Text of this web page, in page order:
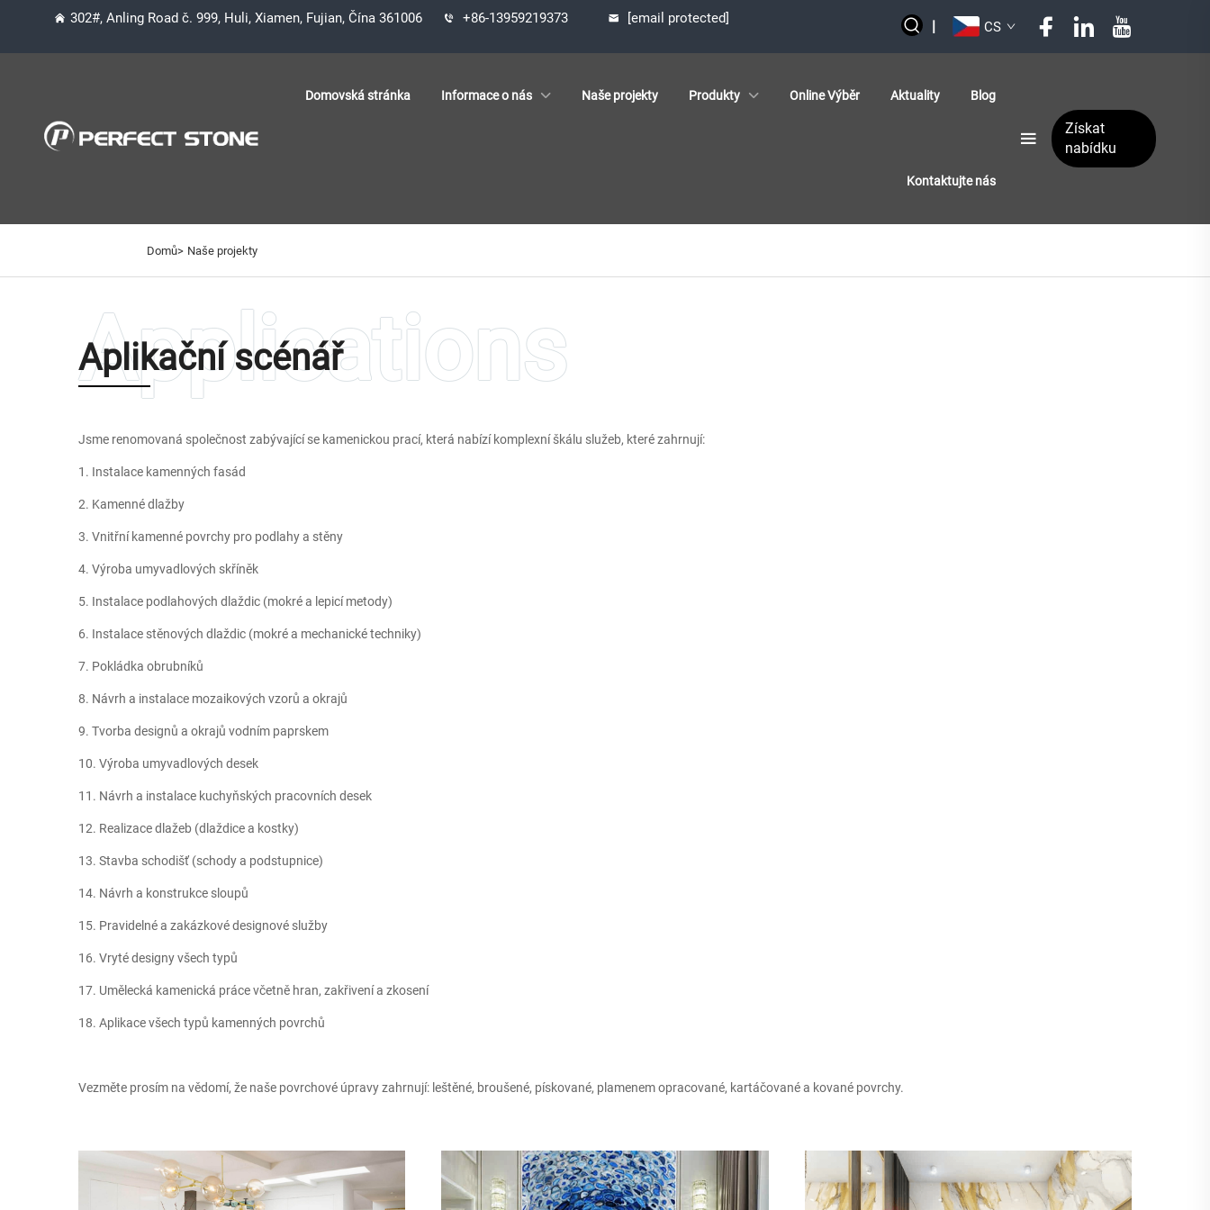
302#, Anling Road č. 999, Huli, Xiamen, Fujian, Čína 361006 +86-13959219373 [email protected] | CS
Domovská stránka Informace o nás Naše projekty Produkty Online Výběr Aktuality Blog
Kontaktujte nás
Získat
nabídku
NAŠE PROJEKTY
Domů> Naše projekty
Aplikační scénář
Jsme renomovaná společnost zabývající se kamenickou prací, která nabízí komplexní škálu služeb, které zahrnují:
1. Instalace kamenných fasád
2. Kamenné dlažby
3. Vnitřní kamenné povrchy pro podlahy a stěny
4. Výroba umyvadlových skříněk
5. Instalace podlahových dlaždic (mokré a lepicí metody)
6. Instalace stěnových dlaždic (mokré a mechanické techniky)
7. Pokládka obrubníků
8. Návrh a instalace mozaikových vzorů a okrajů
9. Tvorba designů a okrajů vodním paprskem
10. Výroba umyvadlových desek
11. Návrh a instalace kuchyňských pracovních desek
12. Realizace dlažeb (dlaždice a kostky)
13. Stavba schodišť (schody a podstupnice)
14. Návrh a konstrukce sloupů
15. Pravidelné a zakázkové designové služby
16. Vryté designy všech typů
17. Umělecká kamenická práce včetně hran, zakřivení a zkosení
18. Aplikace všech typů kamenných povrchů
Vezměte prosím na vědomí, že naše povrchové úpravy zahrnují: leštěné, broušené, pískované, plamenem opracované, kartáčované a kované povrchy.